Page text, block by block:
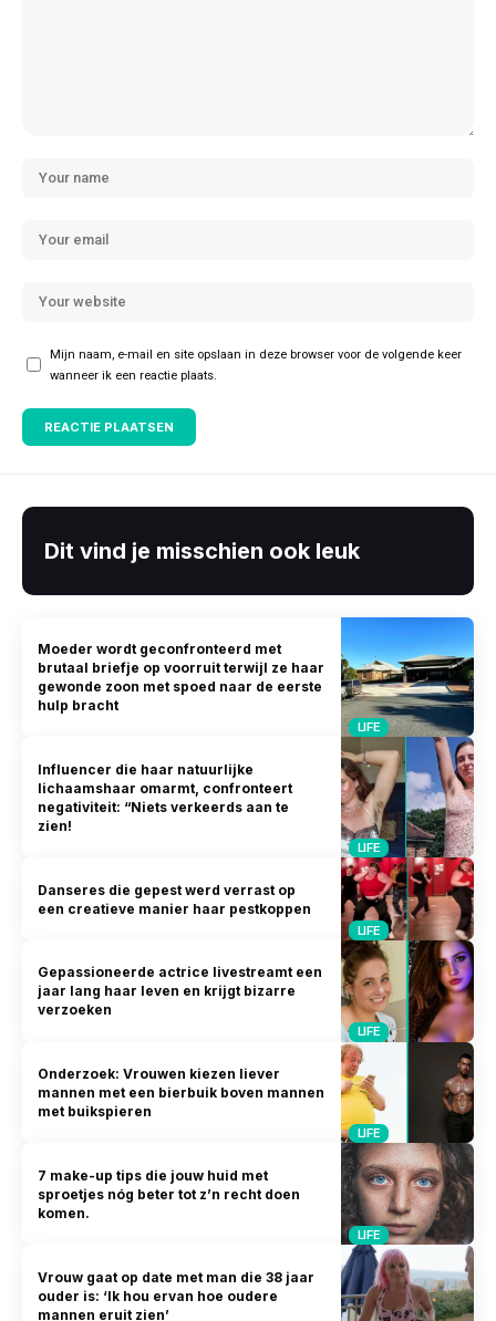
Mijn naam, e-mail en site opslaan in deze browser voor de volgende keer
wanneer ik een reactie plaats.
Dit vind je misschien ook leuk
LIFE
Moeder wordt geconfronteerd met
brutaal briefje op voorruit terwijl ze haar
gewonde zoon met spoed naar de eerste
hulp bracht
LIFE
Influencer die haar natuurlijke
lichaamshaar omarmt, confronteert
negativiteit: “Niets verkeerds aan te
zien!
LIFE
Danseres die gepest werd verrast op
een creatieve manier haar pestkoppen
LIFE
Gepassioneerde actrice livestreamt een
jaar lang haar leven en krijgt bizarre
verzoeken
LIFE
Onderzoek: Vrouwen kiezen liever
mannen met een bierbuik boven mannen
met buikspieren
LIFE
7 make-up tips die jouw huid met
sproetjes nóg beter tot z’n recht doen
komen.
Vrouw gaat op date met man die 38 jaar
ouder is: ‘Ik hou ervan hoe oudere
mannen eruit zien’